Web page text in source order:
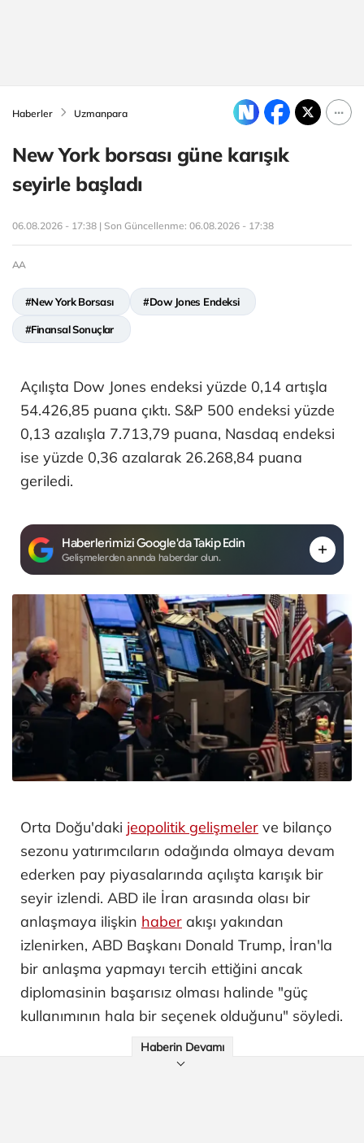
Haberler Uzmanpara
New York borsası güne karışık
seyirle başladı
06.08.2026 - 17:38 | Son Güncellenme: 06.08.2026 - 17:38
AA
#New York Borsası #Dow Jones Endeksi
#Finansal Sonuçlar
Açılışta Dow Jones endeksi yüzde 0,14 artışla
54.426,85 puana çıktı. S&P 500 endeksi yüzde
0,13 azalışla 7.713,79 puana, Nasdaq endeksi
ise yüzde 0,36 azalarak 26.268,84 puana
geriledi.
Haberlerimizi Google'da Takip Edin
Gelişmelerden anında haberdar olun.
Orta Doğu'daki jeopolitik gelişmeler ve bilanço
sezonu yatırımcıların odağında olmaya devam
ederken pay piyasalarında açılışta karışık bir
seyir izlendi. ABD ile İran arasında olası bir
anlaşmaya ilişkin haber akışı yakından
izlenirken, ABD Başkanı Donald Trump, İran'la
bir anlaşma yapmayı tercih ettiğini ancak
diplomasinin başarısız olması halinde "güç
kullanımının hala bir seçenek olduğunu" söyledi.
Haberin Devamı